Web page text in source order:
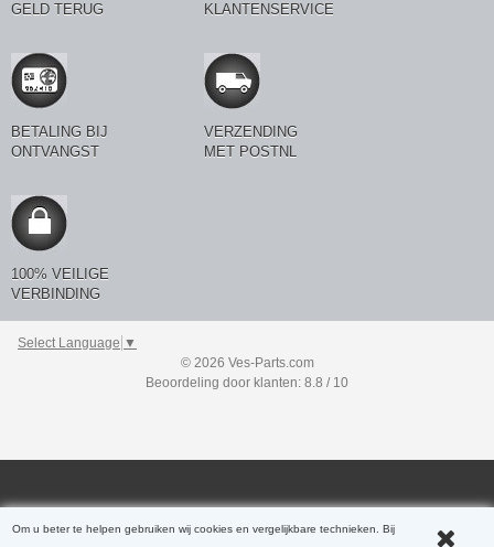
GELD TERUG
KLANTENSERVICE
BETALING BIJ
ONTVANGST
VERZENDING
MET POSTNL
100% VEILIGE
VERBINDING
Om u beter te helpen gebruiken wij cookies en vergelijkbare technieken. Bij
Select Language ▼
© 2026 Ves-Parts.com
Beoordeling door klanten: 8.8 / 10